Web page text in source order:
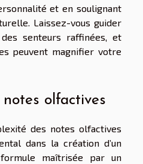
et en soulignant
Laissez-vous guider
senteurs raffinées, et
peuvent magnifier votre
olfactives
des notes olfactives
dans la création d’un
maîtrisée par un